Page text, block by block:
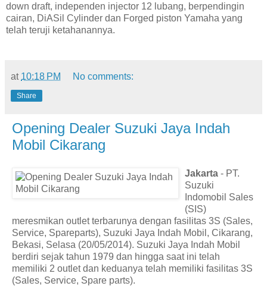
down draft, independen injector 12 lubang, berpendingin
cairan, DiASil Cylinder dan Forged piston Yamaha yang
telah teruji ketahanannya.
at 10:18 PM No comments:
Share
Opening Dealer Suzuki Jaya Indah
Mobil Cikarang
Jakarta - PT.
Suzuki
Indomobil Sales
(SIS)
meresmikan outlet terbarunya dengan fasilitas 3S (Sales,
Service, Spareparts), Suzuki Jaya Indah Mobil, Cikarang,
Bekasi, Selasa (20/05/2014). Suzuki Jaya Indah Mobil
berdiri sejak tahun 1979 dan hingga saat ini telah
memiliki 2 outlet dan keduanya telah memiliki fasilitas 3S
(Sales, Service, Spare parts).